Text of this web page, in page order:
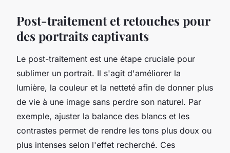
Post-traitement et retouches pour
des portraits captivants
Le post-traitement est une étape cruciale pour
sublimer un portrait. Il s'agit d'améliorer la
lumière, la couleur et la netteté afin de donner plus
de vie à une image sans perdre son naturel. Par
exemple, ajuster la balance des blancs et les
contrastes permet de rendre les tons plus doux ou
plus intenses selon l'effet recherché. Ces